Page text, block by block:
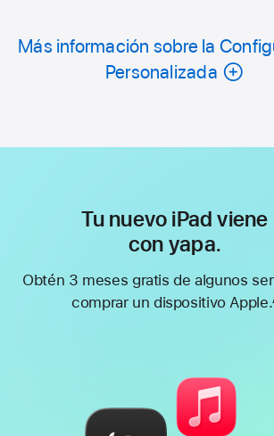
Más información sobre la
Personalizada
Tu nuevo iPad viene
con yapa.
Obtén 3 meses gratis de algunos
comprar un dispositivo Apple.